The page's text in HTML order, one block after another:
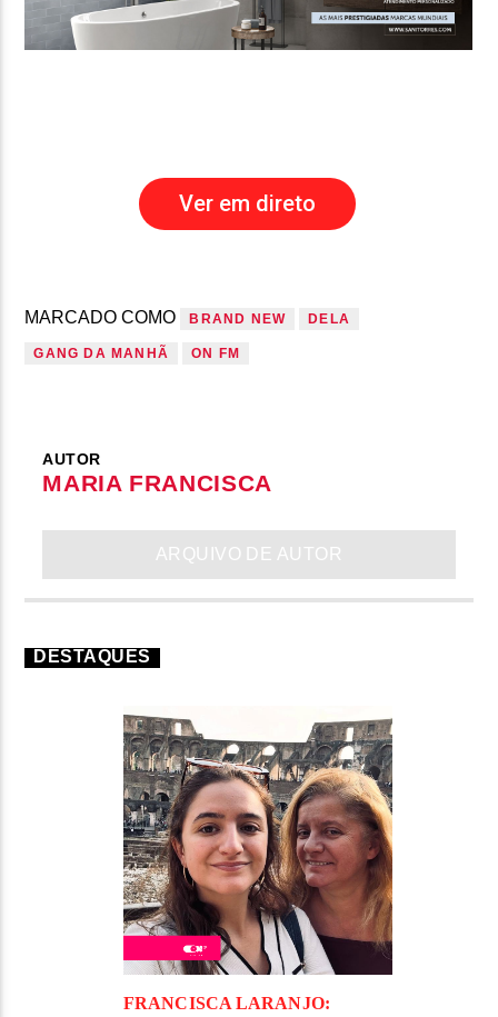
Ver em direto
MARCADO COMO BRAND NEW DELA
GANG DA MANHÃ ON FM
AUTOR
MARIA FRANCISCA
ARQUIVO DE AUTOR
DESTAQUES
FRANCISCA LARANJO: